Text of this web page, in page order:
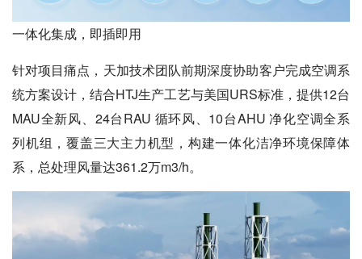
一体化集成，即插即用
针对项目痛点，天加技术团队前期深度协助客户完成空调系
统方案设计，结合HTJ生产工艺与美国URS标准，提供12台
MAU全新风、24台RAU 循环风、10台AHU 净化空调全系
列机组，覆盖三大主力机型，构建一体化洁净环境保障体
系，总处理风量达361.2万m3/h。